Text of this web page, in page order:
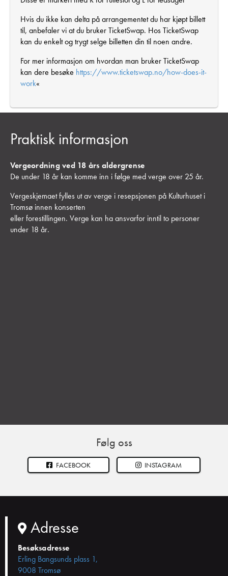
Hvis du ikke kan delta på arrangementet du har kjøpt billett
til, anbefaler vi at du bruker TicketSwap. Hos TicketSwap
kan du enkelt og trygt selge billetten din til noen andre.
For mer informasjon om hvordan man bruker TicketSwap
kan dere besøke https://www.ticketswap.no/how-does-it-
work«
Praktisk informasjon
Vergeordning ved 18 års aldergrense
De under 18 år kan komme inn i følge med verge over 25 år.
Vergeskjemaet fylles ut av verge i resepsjonen på Kulturhuset i
Tromsø innen konserten
eller forestillingen. Verge kan ha ansvarfor inntil to personer
under 18 år.
Følg oss
FACEBOOK INSTAGRAM
Adresse
Besøksadresse
Erling Bangsunds plass 1,
9008 Tromsø